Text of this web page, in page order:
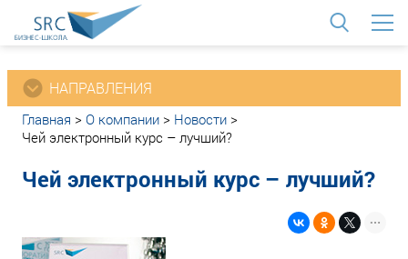
НАПРАВЛЕНИЯ
Главная > О компании > Новости >
Чей электронный курс – лучший?
Чей электронный курс – лучший?